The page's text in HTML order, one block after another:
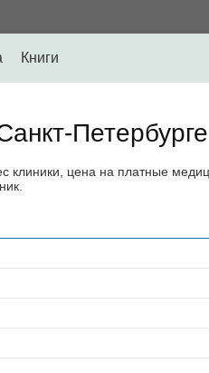
Книги
Петербурге
клиники, цена на платные